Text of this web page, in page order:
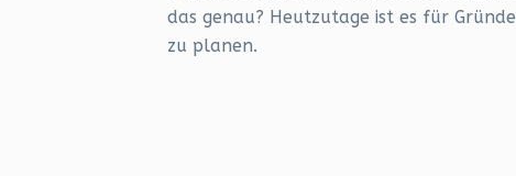
das genau? Heutzutage ist es für
zu planen.